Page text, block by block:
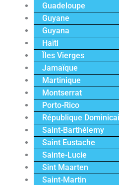
Guadeloupe
Guyane
Guyana
Haïti
Îles Vierges
Jamaïque
Martinique
Montserrat
Porto-Rico
République
Saint-Barthélemy
Saint Eustache
Sainte-Lucie
Sint Maarten
Saint-Martin